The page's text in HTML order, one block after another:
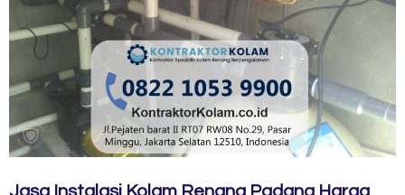
Jasa Instalasi Kolam Renang Padang Harga